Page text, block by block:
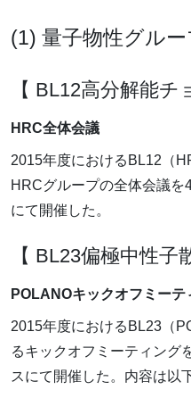
(1) 量子物性グル
【 BL12高分解能チ
HRC全体会議
2015年度におけるBL12（
HRCグループの全体会議
にて開催した。
【 BL23偏極中性子
POLANOキックオフミーテ
2015年度におけるBL23（
るキックオフミーティング
スにて開催した。内容は以